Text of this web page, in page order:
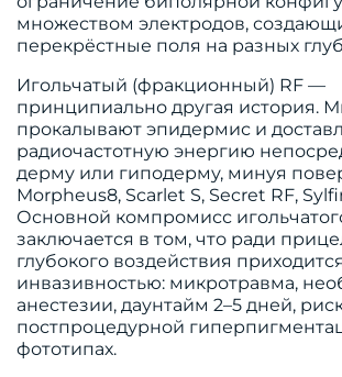
множеством электродов,
перекрёстные поля на разных
Игольчатый (фракционный) RF —
принципиально другая история.
прокалывают эпидермис и
радиочастотную энергию
дерму или гиподерму, минуя
Morpheus8, Scarlet S, Secret RF,
Основной компромисс
заключается в том, что ради
глубокого воздействия
инвазивностью: микротравма,
анестезии, даунтайм 2–5 дней,
постпроцедурной
фототипах.